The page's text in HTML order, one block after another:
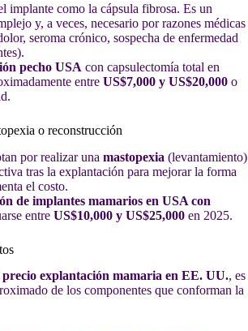
implante como la cápsula fibrosa. Es un
y, a veces, necesario por razones médicas
seroma crónico, sospecha de enfermedad
pecho USA con capsulectomía total en
entre US$7,000 y US$20,000 o
o reconstrucción
por realizar una mastopexia (levantamiento)
tras la explantación para mejorar la forma
el costo.
de implantes mamarios en USA con
entre US$10,000 y US$25,000 en 2025.
precio explantación mamaria en EE. UU., es
de los componentes que conforman la